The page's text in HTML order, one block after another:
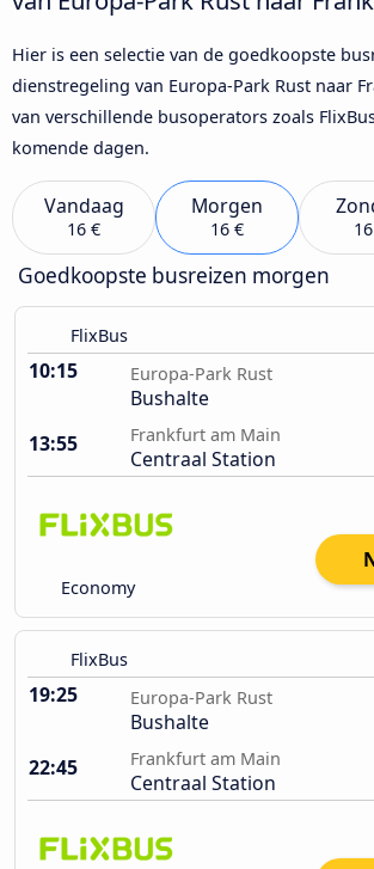
Hier is een selectie van de goedkoopste
dienstregeling van Europa-Park Rust naar
van verschillende busoperators zoals
komende dagen.
Vandaag
16 €
Morgen
16 €
Goedkoopste busreizen morgen
FlixBus
10:15 Europa-Park Rust
Bushalte
13:55
Frankfurt am Main
Centraal Station
Economy
FlixBus
19:25 Europa-Park Rust
Bushalte
22:45
Frankfurt am Main
Centraal Station